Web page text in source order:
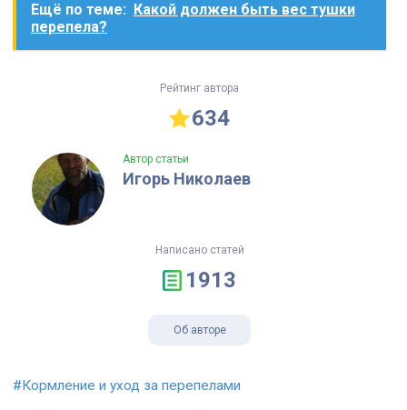
Ещё по теме: Какой должен быть вес тушки
перепела?
Рейтинг автора
634
Автор статьи
Игорь Николаев
Написано статей
1913
Об авторе
#Кормление и уход за перепелами